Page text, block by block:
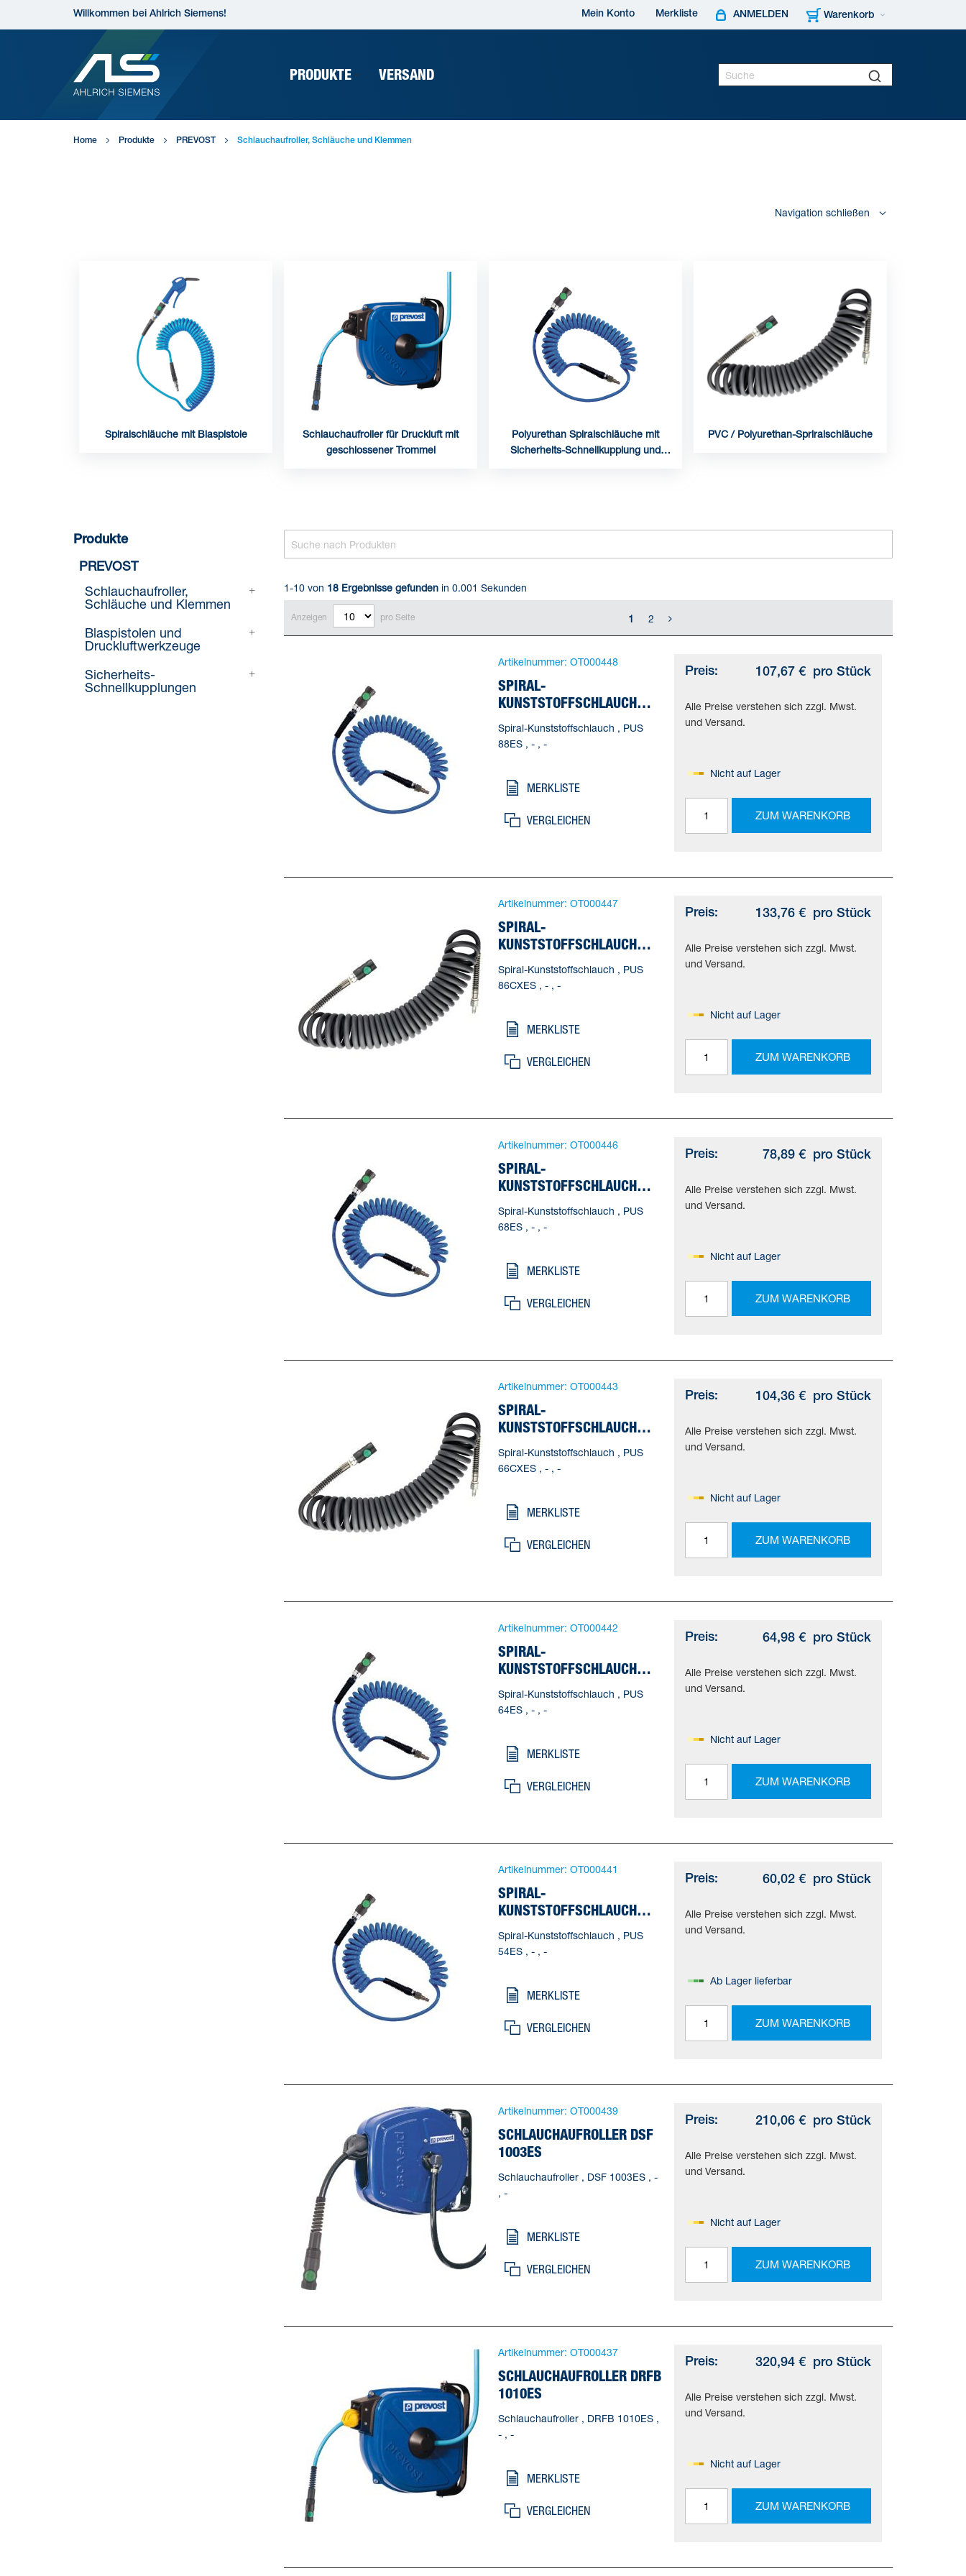
Direkt
Inhalt
Willkommen bei Ahlrich Siemens! Warenkorb
Mein Konto Merkliste ANMELDEN
PRODUKTE VERSAND
Home Produkte PREVOST Schlauchaufroller, Schläuche und Klemmen
Navigation schließen
Spiralschläuche mit Blaspistole
Schlauchaufroller für Druckluft mit
geschlossener Trommel
Polyurethan Spiralschläuche mit
Sicherheits-Schnellkupplung und
PVC / Polyurethan-Spriralschläuche
Produkte
PREVOST
Schlauchaufroller,
Schläuche und Klemmen
Blaspistolen und
Druckluftwerkzeuge
Sicherheits-
Schnellkupplungen
1-10 von 18Ergebnisse gefundenin 0.001 Sekunden
Anzeigen pro Seite 1 2
Artikelnummer: OT000448
SPIRAL-
KUNSTSTOFFSCHLAUCH
PUS 88ES
Spiral-Kunststoffschlauch , PUS
88ES , - , -
MERKLISTE
VERGLEICHEN
Preis: 107,67 € pro Stück
Alle Preise verstehen sich zzgl. Mwst.
und Versand.
Nicht auf Lager
ZUM WARENKORB
Artikelnummer: OT000447
SPIRAL-
KUNSTSTOFFSCHLAUCH
PUS 86CXES
Spiral-Kunststoffschlauch , PUS
86CXES , - , -
MERKLISTE
VERGLEICHEN
Preis: 133,76 € pro Stück
Alle Preise verstehen sich zzgl. Mwst.
und Versand.
Nicht auf Lager
ZUM WARENKORB
Artikelnummer: OT000446
SPIRAL-
KUNSTSTOFFSCHLAUCH
PUS 68ES
Spiral-Kunststoffschlauch , PUS
68ES , - , -
MERKLISTE
VERGLEICHEN
Preis: 78,89 € pro Stück
Alle Preise verstehen sich zzgl. Mwst.
und Versand.
Nicht auf Lager
ZUM WARENKORB
Artikelnummer: OT000443
SPIRAL-
KUNSTSTOFFSCHLAUCH
PUS 66CXES
Spiral-Kunststoffschlauch , PUS
66CXES , - , -
MERKLISTE
VERGLEICHEN
Preis: 104,36 € pro Stück
Alle Preise verstehen sich zzgl. Mwst.
und Versand.
Nicht auf Lager
ZUM WARENKORB
Artikelnummer: OT000442
SPIRAL-
KUNSTSTOFFSCHLAUCH
PUS 64ES
Spiral-Kunststoffschlauch , PUS
64ES , - , -
MERKLISTE
VERGLEICHEN
Preis: 64,98 € pro Stück
Alle Preise verstehen sich zzgl. Mwst.
und Versand.
Nicht auf Lager
ZUM WARENKORB
Artikelnummer: OT000441
SPIRAL-
KUNSTSTOFFSCHLAUCH
PUS 54ES
Spiral-Kunststoffschlauch , PUS
54ES , - , -
MERKLISTE
VERGLEICHEN
Preis: 60,02 € pro Stück
Alle Preise verstehen sich zzgl. Mwst.
und Versand.
Ab Lager lieferbar
ZUM WARENKORB
Artikelnummer: OT000439
SCHLAUCHAUFROLLER DSF
1003ES
Schlauchaufroller , DSF 1003ES , -
, -
MERKLISTE
VERGLEICHEN
Preis: 210,06 € pro Stück
Alle Preise verstehen sich zzgl. Mwst.
und Versand.
Nicht auf Lager
ZUM WARENKORB
Artikelnummer: OT000437
SCHLAUCHAUFROLLER DRFB
1010ES
Schlauchaufroller , DRFB 1010ES ,
- , -
MERKLISTE
VERGLEICHEN
Preis: 320,94 € pro Stück
Alle Preise verstehen sich zzgl. Mwst.
und Versand.
Nicht auf Lager
ZUM WARENKORB